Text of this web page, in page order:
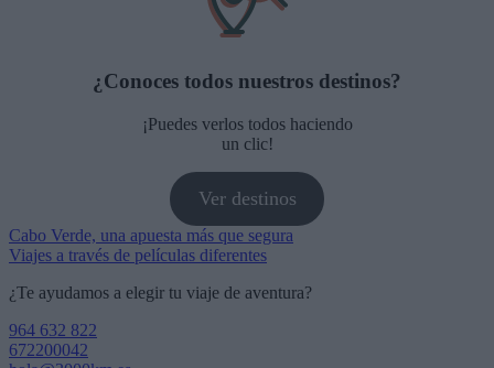
¿Conoces todos nuestros destinos?
¡Puedes verlos todos haciendo
un clic!
Ver destinos
Navegación
de
entradas
Cabo Verde, una apuesta más que segura
Viajes a través de películas diferentes
¿Te ayudamos a elegir tu viaje de aventura?
964 632 822
672200042